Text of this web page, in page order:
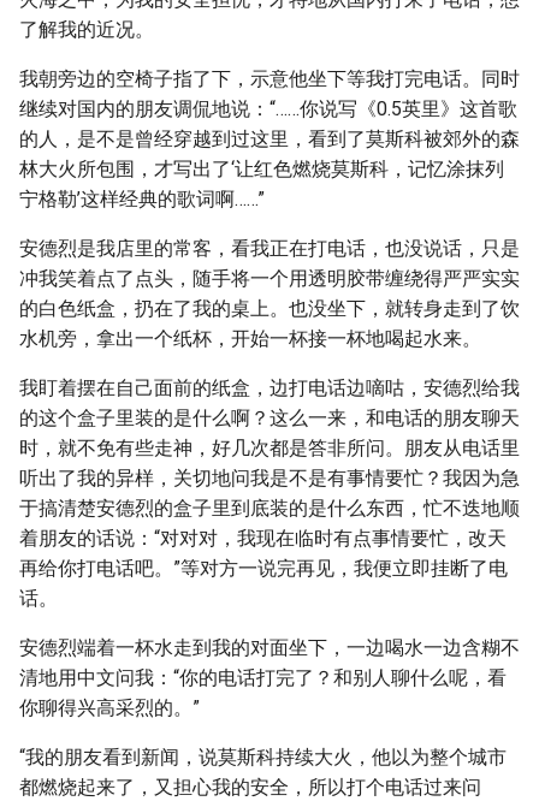
了解我的近况。
我朝旁边的空椅子指了下，示意他坐下等我打完电话。同时
继续对国内的朋友调侃地说：“……你说写《0.5英里》这首歌
的人，是不是曾经穿越到过这里，看到了莫斯科被郊外的森
林大火所包围，才写出了‘让红色燃烧莫斯科，记忆涂抹列
宁格勒’这样经典的歌词啊……”
安德烈是我店里的常客，看我正在打电话，也没说话，只是
冲我笑着点了点头，随手将一个用透明胶带缠绕得严严实实
的白色纸盒，扔在了我的桌上。也没坐下，就转身走到了饮
水机旁，拿出一个纸杯，开始一杯接一杯地喝起水来。
我盯着摆在自己面前的纸盒，边打电话边嘀咕，安德烈给我
的这个盒子里装的是什么啊？这么一来，和电话的朋友聊天
时，就不免有些走神，好几次都是答非所问。朋友从电话里
听出了我的异样，关切地问我是不是有事情要忙？我因为急
于搞清楚安德烈的盒子里到底装的是什么东西，忙不迭地顺
着朋友的话说：“对对对，我现在临时有点事情要忙，改天
再给你打电话吧。”等对方一说完再见，我便立即挂断了电
话。
安德烈端着一杯水走到我的对面坐下，一边喝水一边含糊不
清地用中文问我：“你的电话打完了？和别人聊什么呢，看
你聊得兴高采烈的。”
“我的朋友看到新闻，说莫斯科持续大火，他以为整个城市
都燃烧起来了，又担心我的安全，所以打个电话过来问